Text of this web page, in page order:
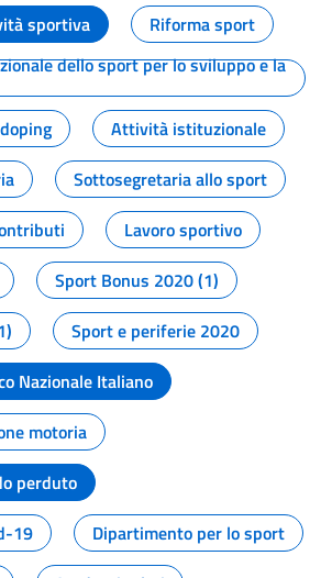
sportiva
Riforma sport
dello sport per lo sviluppo e la
Attività istituzionale
Sottosegretaria allo sport
Lavoro sportivo
Sport Bonus 2020 (1)
Sport e periferie 2020
Nazionale Italiano
motoria
perduto
19
Dipartimento per lo sport